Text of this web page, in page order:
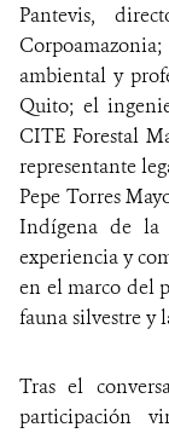
Pantevis,
ambiental y
Quito; el
CITE Forestal
representante
Pepe Torres
Indígena de la
experiencia y
en el marco del
fauna silvestre y
Tras el
participación